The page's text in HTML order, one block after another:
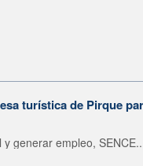
turística de Pirque
generar empleo,